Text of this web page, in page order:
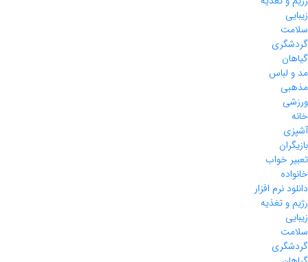
زیبایی
سلامت
گردشگری
گیاهان
مد و لباس
مذهبی
ورزشی
خانه
آشپزی
بازیگران
تعبیر خواب
خانواده
دانلود نرم افزار
رژیم و تغذیه
زیبایی
سلامت
گردشگری